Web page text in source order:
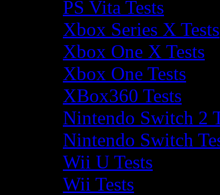
PS Vita Tests
Xbox Series X Tests
Xbox One X Tests
Xbox One Tests
XBox360 Tests
Nintendo Switch 2
Nintendo Switch
Wii U Tests
Wii Tests